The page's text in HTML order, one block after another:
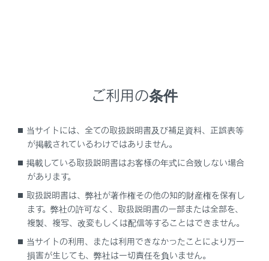
こんなときは（症状別さくいん）
車から音が鳴ったときは（音さくいん）
ご利用の条件
当サイトには、全ての取扱説明書及び補足資料、正誤表等
が掲載されているわけではありません。
掲載している取扱説明書はお客様の年式に合致しない場合
があります。
取扱説明書は、弊社が著作権その他の知的財産権を保有し
ます。弊社の許可なく、取扱説明書の一部または全部を、
複製、複写、改変もしくは配信等することはできません。
当サイトの利用、または利用できなかったことにより万一
損害が生じても、弊社は一切責任を負いません。